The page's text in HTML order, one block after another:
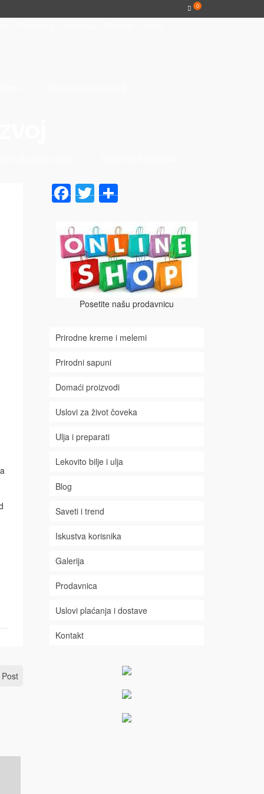
0
Facebook
TwitterShare
Posetite našu prodavnicu
Prirodne kreme i melemi
Prirodni sapuni
Domaći proizvodi
Uslovi za život čoveka
Ulja i preparati
Lekovito bilje i ulja
Blog
Saveti i trend
Iskustva korisnika
Galerija
Prodavnica
Uslovi plaćanja i dostave
Kontakt